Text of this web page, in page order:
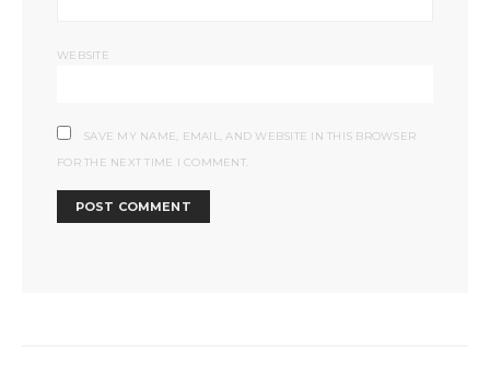
WEBSITE
SAVE MY NAME, EMAIL, AND WEBSITE IN THIS BROWSER
FOR THE NEXT TIME I COMMENT.